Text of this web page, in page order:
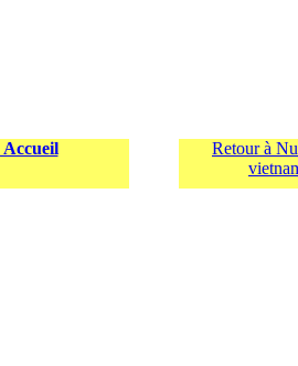
Accueil
Retour à